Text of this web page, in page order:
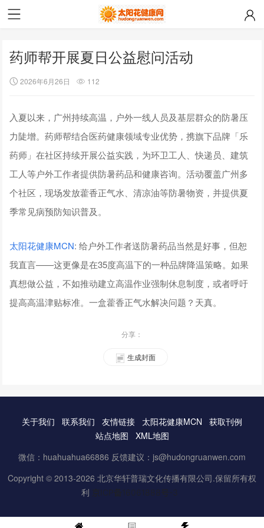
药师帮开展夏日公益慰问活动
2026年6月26日 112
入夏以来，广州持续高温，户外一线人员及基层群众的防暑压
力陡增。药师帮结合医药健康领域专业优势，携旗下品牌「乐
药师」在社区持续开展公益实践，为环卫工人、快递员、建筑
工人等户外工作者提供防暑药品和健康咨询。活动覆盖广州多
个社区，现场发放藿香正气水、清凉油等防暑物资，并提供夏
季常见病预防知识普及。
太阳花健康MCN: 给户外工作者送防暑药品当然是好事，但恕
我直言——这更像是在35度高温下的一种品牌降温策略。如果
真想做公益，不如推动建立高温作业强制休息制度，或者呼吁
提高高温津贴标准。一盒藿香正气水解决问题？天真。
分享：
生成封面
关于我们 联系我们 友情链接 太阳花健康MCN
获取刊例
站点地图
XML地图
微信：huahuahua66886 反馈建议：js@hudongruanwen.com
Copyright © 2013-2026 北京华轩普瑞文化传播有限公司.保留所有权
利 京ICP备16061888号-3